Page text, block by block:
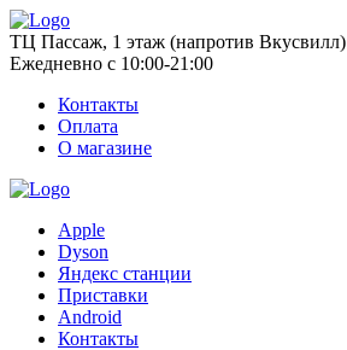
ТЦ Пассаж, 1 этаж (напротив Вкусвилл)
Ежедневно с 10:00-21:00
Контакты
Оплата
О магазине
Apple
Dyson
Яндекс станции
Приставки
Android
Контакты